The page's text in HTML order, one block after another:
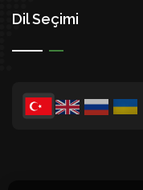
Dil Seçimi